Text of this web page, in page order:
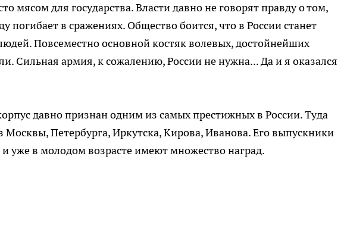
мясом для государства. Власти давно не говорят правду о том,
погибает в сражениях. Общество боится, что в России станет
Повсеместно основной костяк волевых, достойнейших
Сильная армия, к сожалению, России не нужна... Да и я оказался
давно признан одним из самых престижных в России. Туда
Москвы, Петербурга, Иркутска, Кирова, Иванова. Его выпускники
уже в молодом возрасте имеют множество наград.